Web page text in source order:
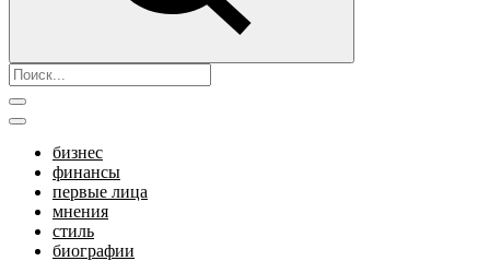
бизнес
финансы
первые лица
мнения
стиль
биографии